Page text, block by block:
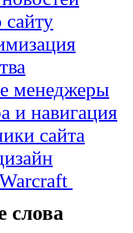
менеджеры
и навигация
сайта
слова